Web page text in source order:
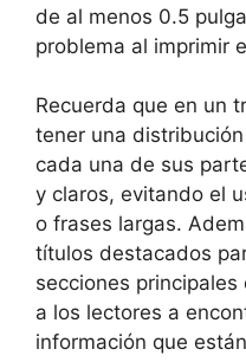
de al menos 0.5
problema al imprimir
Recuerda que en un
tener una
cada una de sus
y claros, evitando el
o frases largas.
títulos destacados
secciones
a los lectores a
información que